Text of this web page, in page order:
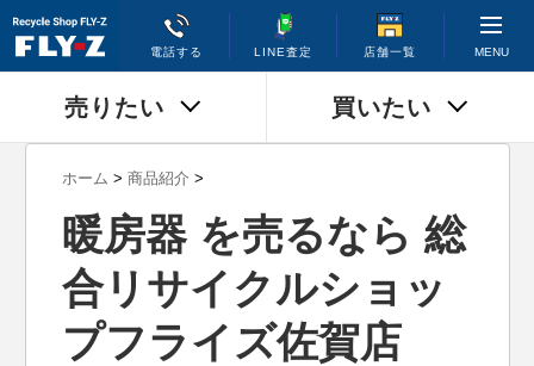
電話する LINE査定 店舗一覧 MENU
売りたい 買いたい
ホーム >商品紹介 >
暖房器 を売るなら 総
合リサイクルショッ
プフライズ佐賀店